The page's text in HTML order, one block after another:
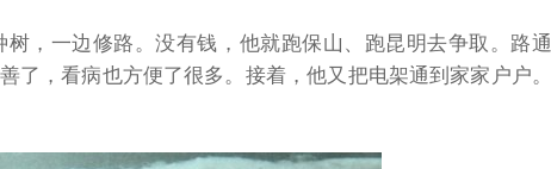
，一边修路。没有钱，他就跑保山、跑昆明去争取。路通
了， 看病也方便了很多。接着，他又把电架通到家家户户。